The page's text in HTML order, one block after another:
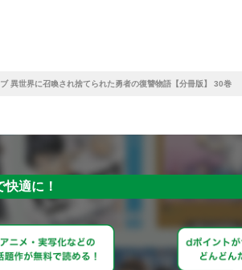
異世界に召喚され捨てられた勇者の復讐物語【分冊版】 30巻
適に！